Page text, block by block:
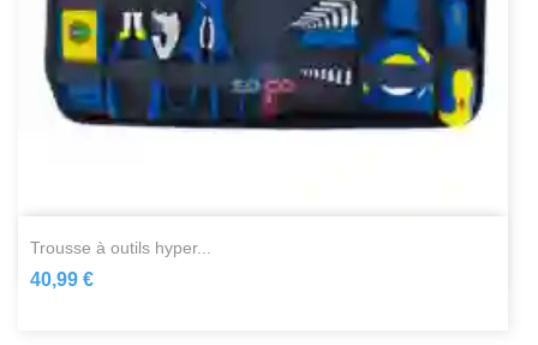
trousse à outils hyper...
40,99 €